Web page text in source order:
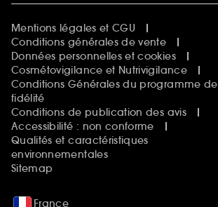
Mentions légales et CGU
Conditions générales de vente
Données personnelles et cookies
Cosmétovigilance et Nutrivigilance
Conditions Générales du programme de
fidélité
Conditions de publication des avis
Accessibilité : non conforme
Qualités et caractéristiques
environnementales
Sitemap
France